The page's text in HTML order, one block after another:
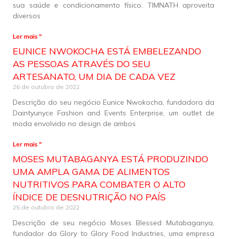
sua saúde e condicionamento físico. TIMNATH aproveita
diversos
Ler mais "
EUNICE NWOKOCHA ESTÁ EMBELEZANDO
AS PESSOAS ATRAVÉS DO SEU
ARTESANATO, UM DIA DE CADA VEZ
26 de outubro de 2022
Descrição do seu negócio Eunice Nwokocha, fundadora da
Daintyunyce Fashion and Events Enterprise, um outlet de
moda envolvido no design de ambos
Ler mais "
MOSES MUTABAGANYA ESTÁ PRODUZINDO
UMA AMPLA GAMA DE ALIMENTOS
NUTRITIVOS PARA COMBATER O ALTO
ÍNDICE DE DESNUTRIÇÃO NO PAÍS
25 de outubro de 2022
Descrição de seu negócio Moses Blessed Mutabaganya,
fundador da Glory to Glory Food Industries, uma empresa